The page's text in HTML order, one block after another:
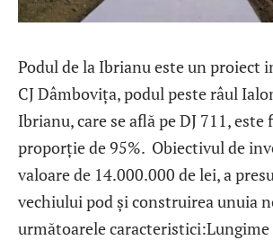
Podul de la Ibrianu este un proiect
CJ Dâmbovița, podul peste râul
Ibrianu, care se află pe DJ 711,
proporție de 95%. Obiectivul de
valoare de 14.000.000 de lei, a
vechiului pod și construirea unuia
următoarele caracteristici:Lungime